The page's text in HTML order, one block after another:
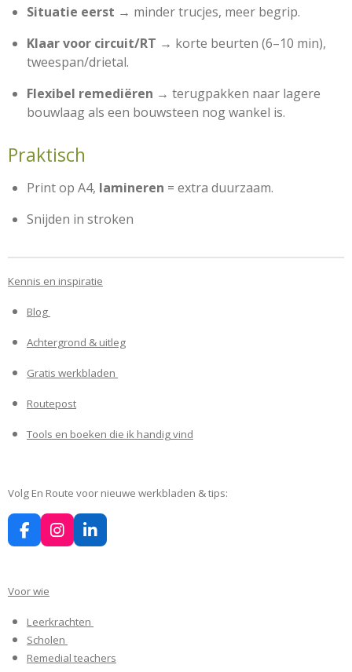
Situatie eerst → minder trucjes, meer begrip.
Klaar voor circuit/RT → korte beurten (6–10 min),
tweespan/drietal.
Flexibel remediëren → terugpakken naar lagere
bouwlaag als een bouwsteen nog wankel is.
Praktisch
Print op A4, lamineren = extra duurzaam.
Snijden in stroken
Kennis en inspiratie
Blog
Achtergrond & uitleg
Gratis werkbladen
Routepost
Tools en boeken die ik handig vind
Volg En Route voor nieuwe werkbladen & tips:
F
a
b
o
k
I
n
r
a
m
L
i
I
Voor wie
Leerkrachten
Scholen
Remedial teachers